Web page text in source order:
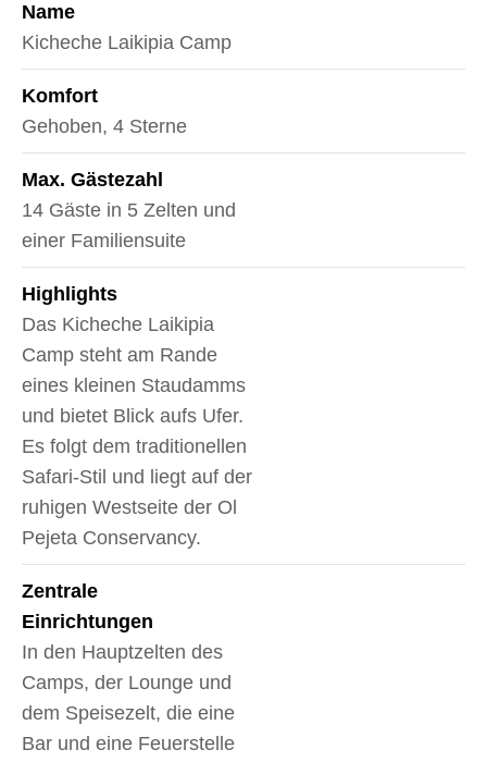
Name
Kicheche Laikipia Camp
Komfort
Gehoben, 4 Sterne
Max. Gästezahl
14 Gäste in 5 Zelten und
einer Familiensuite
Highlights
Das Kicheche Laikipia
Camp steht am Rande
eines kleinen Staudamms
und bietet Blick aufs Ufer.
Es folgt dem traditionellen
Safari-Stil und liegt auf der
ruhigen Westseite der Ol
Pejeta Conservancy.
Zentrale
Einrichtungen
In den Hauptzelten des
Camps, der Lounge und
dem Speisezelt, die eine
Bar und eine Feuerstelle